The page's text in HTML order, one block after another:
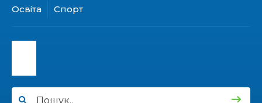
31 лип
13:33
30 лип
Освіта Спорт